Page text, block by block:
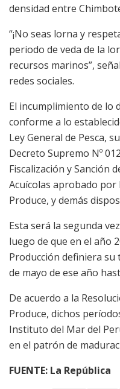
densidad entre
“¡No seas lorna y
periodo de veda de la
recursos marinos”,
redes sociales.
El incumplimiento de lo
conforme a lo
Ley General de Pesca,
Decreto Supremo Nº
Fiscalización y Sanción
Acuícolas aprobado por
Produce, y demás
Esta será la segunda
luego de que en el año
Producción definiera su
de mayo de ese año
De acuerdo a la
Produce, dichos
Instituto del Mar del
en el patrón de
FUENTE: La República